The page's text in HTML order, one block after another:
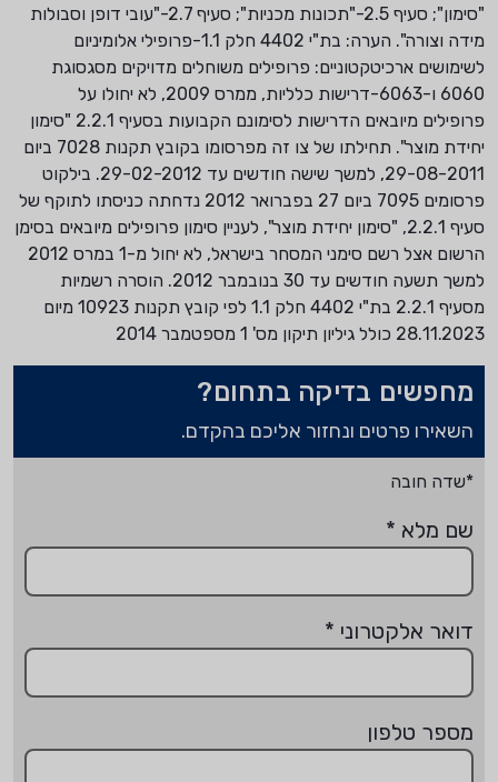
"סימון"; סעיף 2.5-"תכונות מכניות"; סעיף 2.7-"עובי דופן וסבולות
מידה וצורה". הערה: בת"י 4402 חלק 1.1-פרופילי אלומיניום
לשימושים ארכיטקטוניים: פרופילים משוחלים מדויקים מסגסוגת
6060 ו-6063-דרישות כלליות, ממרס 2009, לא יחולו על
פרופילים מיובאים הדרישות לסימונם הקבועות בסעיף 2.2.1 "סימון
יחידת מוצר". תחילתו של צו זה מפרסומו בקובץ תקנות 7028 ביום
29-08-2011, למשך שישה חודשים עד 29-02-2012. בילקוט
פרסומים 7095 ביום 27 בפברואר 2012 נדחתה כניסתו לתוקף של
סעיף 2.2.1, "סימון יחידת מוצר", לעניין סימון פרופילים מיובאים בסימן
הרשום אצל רשם סימני המסחר בישראל, לא יחול מ-1 במרס 2012
למשך תשעה חודשים עד 30 בנובמבר 2012. הוסרה רשמיות
מסעיף 2.2.1 בת"י 4402 חלק 1.1 לפי קובץ תקנות 10923 מיום
28.11.2023 כולל גיליון תיקון מס' 1 מספטמבר 2014
מחפשים בדיקה בתחום?
השאירו פרטים ונחזור אליכם בהקדם.
*שדה חובה
שם מלא *
דואר אלקטרוני *
מספר טלפון